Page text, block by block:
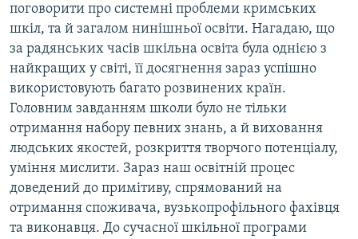
поговорити про системні проблеми кримських
шкіл, та й загалом нинішньої освіти. Нагадаю, що
за радянських часів шкільна освіта була однією з
найкращих у світі, її досягнення зараз успішно
використовують багато розвинених країн.
Головним завданням школи було не тільки
отримання набору певних знань, а й виховання
людських якостей, розкриття творчого потенціалу,
уміння мислити. Зараз наш освітній процес
доведений до примітиву, спрямований на
отримання споживача, вузькопрофільного фахівця
та виконавця. До сучасної шкільної програми